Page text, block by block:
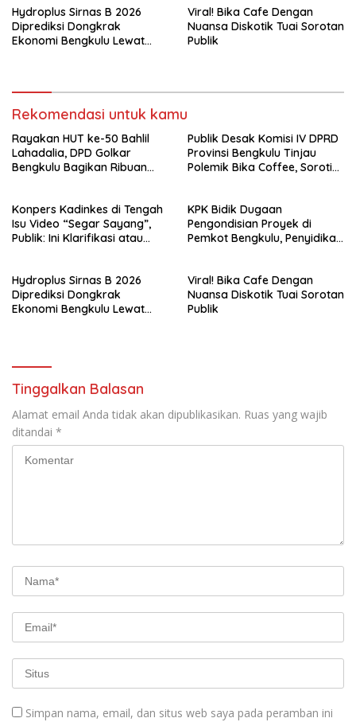
Hydroplus Sirnas B 2026
Diprediksi Dongkrak
Ekonomi Bengkulu Lewat
Viral! Bika Cafe Dengan
Nuansa Diskotik Tuai Sorotan
Publik
Rekomendasi untuk kamu
Rayakan HUT ke-50 Bahlil
Lahadalia, DPD Golkar
Bengkulu Bagikan Ribuan
Publik Desak Komisi IV DPRD
Provinsi Bengkulu Tinjau
Polemik Bika Coffee, Soroti
Konpers Kadinkes di Tengah
Isu Video “Segar Sayang”,
Publik: Ini Klarifikasi atau
KPK Bidik Dugaan
Pengondisian Proyek di
Pemkot Bengkulu, Penyidikan
Hydroplus Sirnas B 2026
Diprediksi Dongkrak
Ekonomi Bengkulu Lewat
Viral! Bika Cafe Dengan
Nuansa Diskotik Tuai Sorotan
Publik
Tinggalkan Balasan
Alamat email Anda tidak akan dipublikasikan. Ruas yang wajib
ditandai *
Simpan nama, email, dan situs web saya pada peramban ini